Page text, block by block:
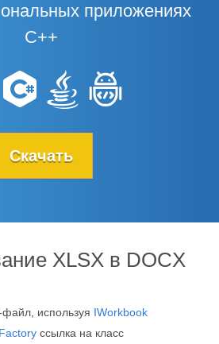
приложениях
C++
Скачать
XLSX в DOCX
используя IWorkbook
Factory ссылка на класс